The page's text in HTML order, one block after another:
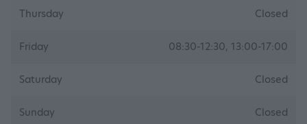
Thursday Closed
Friday 08:30-12:30, 13:00-17:00
Saturday Closed
Sunday Closed